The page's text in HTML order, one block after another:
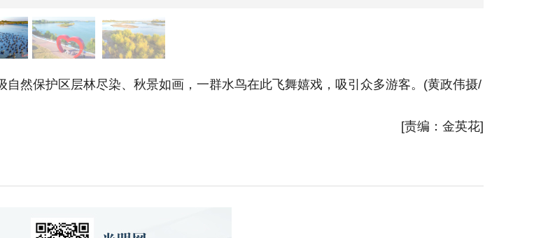
保护区层林尽染、秋景如画，一群水鸟在此飞舞嬉戏，吸引众多游客。(黄政伟摄/
[责编：金英花]